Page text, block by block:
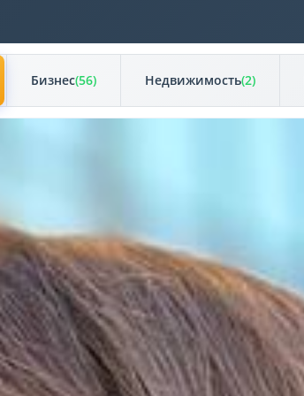
Бизнес(56) Недвижимость(2)